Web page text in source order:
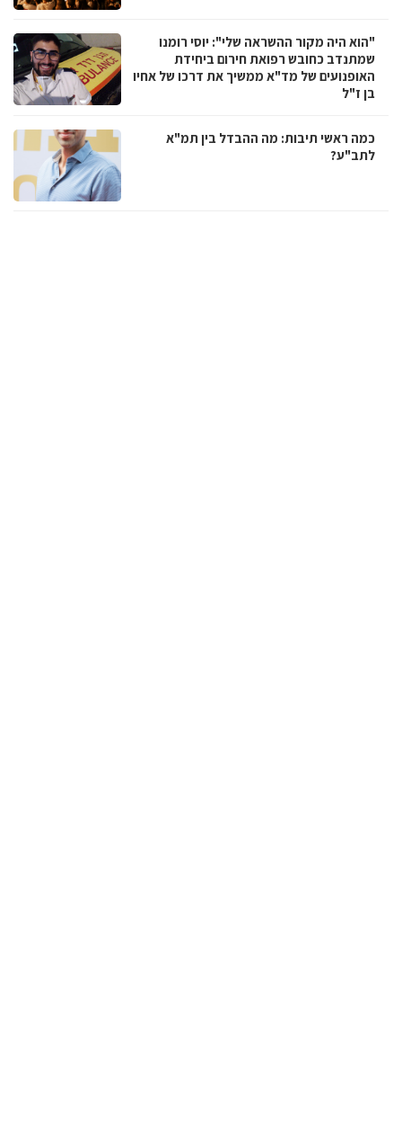
"הוא היה מקור ההשראה שלי": יוסי רומנו
שמתנדב כחובש רפואת חירום ביחידת
האופנועים של מד"א ממשיך את דרכו של אחיו
בן ז"ל
כמה ראשי תיבות: מה ההבדל בין תמ"א
לתב"ע?